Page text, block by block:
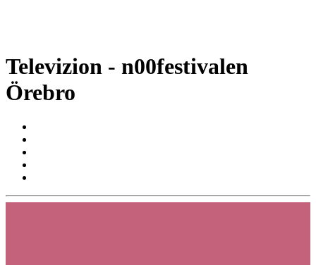
Televizion - n00festivalen
Örebro